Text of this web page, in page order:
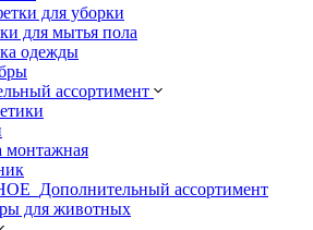
для уборки
для мытья пола
одежды
ассортимент
монтажная
ассортимент
для животных